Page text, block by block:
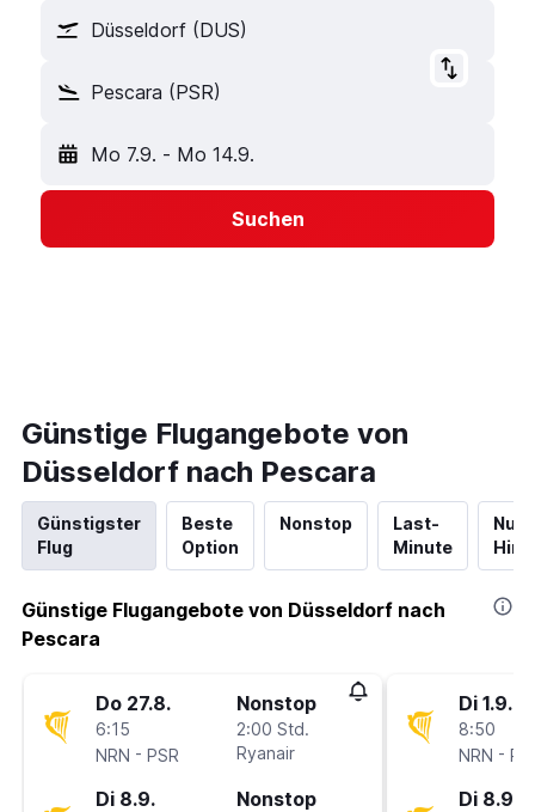
Düsseldorf (DUS)
Pescara (PSR)
Mo 7.9. - Mo 14.9.
Suchen
Günstige Flugangebote von
Düsseldorf nach Pescara
Günstigster
Flug
Beste
Option
Nonstop
Last-
Minute
Nur
Günstige Flugangebote von Düsseldorf nach
Pescara
Do 27.8.
6:15
NRN - PSR
Nonstop
2:00 Std.
Ryanair
Di 8.9. Nonstop
Di 1.9.
8:50
NRN -
Di 8.9.